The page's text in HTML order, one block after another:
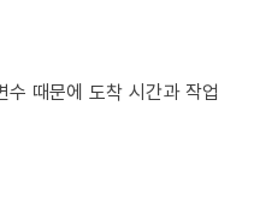
때문에 도착 시간과 작업